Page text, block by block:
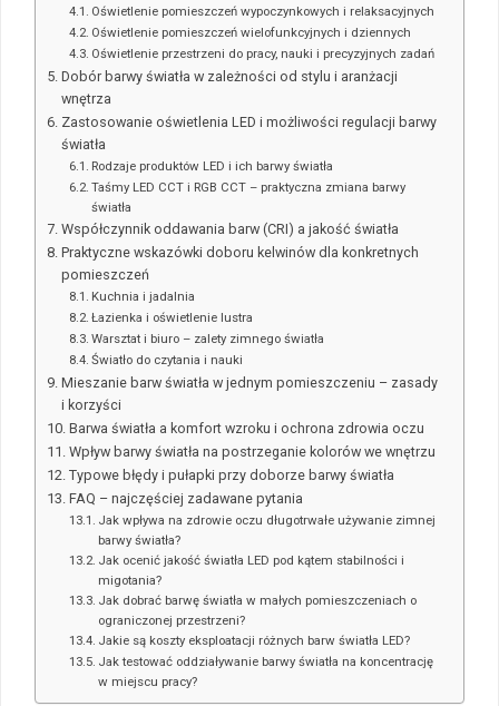
Oświetlenie pomieszczeń wypoczynkowych i relaksacyjnych
Oświetlenie pomieszczeń wielofunkcyjnych i dziennych
Oświetlenie przestrzeni do pracy, nauki i precyzyjnych zadań
Dobór barwy światła w zależności od stylu i aranżacji
wnętrza
Zastosowanie oświetlenia LED i możliwości regulacji barwy
światła
Rodzaje produktów LED i ich barwy światła
Taśmy LED CCT i RGB CCT – praktyczna zmiana barwy
światła
Współczynnik oddawania barw (CRI) a jakość światła
Praktyczne wskazówki doboru kelwinów dla konkretnych
pomieszczeń
Kuchnia i jadalnia
Łazienka i oświetlenie lustra
Warsztat i biuro – zalety zimnego światła
Światło do czytania i nauki
Mieszanie barw światła w jednym pomieszczeniu – zasady
i korzyści
Barwa światła a komfort wzroku i ochrona zdrowia oczu
Wpływ barwy światła na postrzeganie kolorów we wnętrzu
Typowe błędy i pułapki przy doborze barwy światła
FAQ – najczęściej zadawane pytania
Jak wpływa na zdrowie oczu długotrwałe używanie zimnej
barwy światła?
Jak ocenić jakość światła LED pod kątem stabilności i
migotania?
Jak dobrać barwę światła w małych pomieszczeniach o
ograniczonej przestrzeni?
Jakie są koszty eksploatacji różnych barw światła LED?
Jak testować oddziaływanie barwy światła na koncentrację
w miejscu pracy?